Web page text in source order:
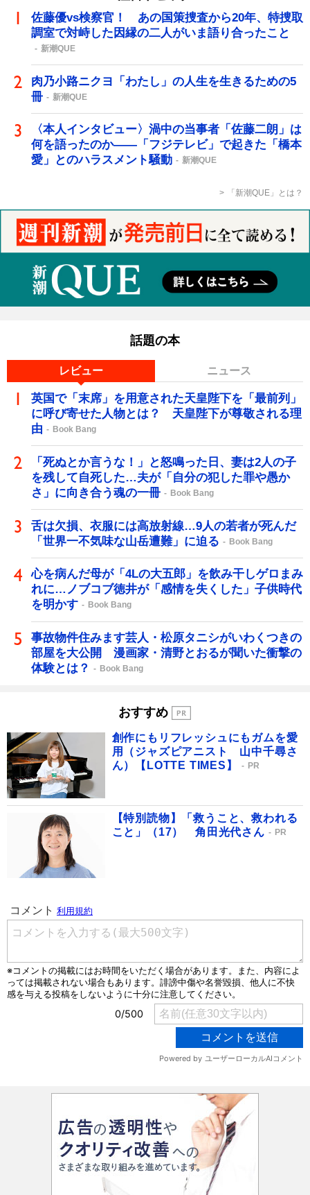
佐藤優vs検察官！ あの国策捜査から20年、特捜取
調室で対峙した因縁の二人がいま語り合ったこと
新潮QUE
肉乃小路ニクヨ「わたし」の人生を生きるための5
冊
新潮QUE
〈本人インタビュー〉渦中の当事者「佐藤二朗」は
何を語ったのか――「フジテレビ」で起きた「橋本
愛」とのハラスメント騒動
新潮QUE
「新潮QUE」とは？
話題の本
レビュー ニュース
英国で「末席」を用意された天皇陛下を「最前列」
に呼び寄せた人物とは？ 天皇陛下が尊敬される理
由
Book Bang
「死ぬとか言うな！」と怒鳴った日、妻は2人の子
を残して自死した…夫が「自分の犯した罪や愚か
さ」に向き合う魂の一冊
Book Bang
舌は欠損、衣服には高放射線…9人の若者が死んだ
「世界一不気味な山岳遭難」に迫る
Book Bang
心を病んだ母が「4Lの大五郎」を飲み干しゲロまみ
れに…ノブコブ徳井が「感情を失くした」子供時代
を明かす
Book Bang
事故物件住みます芸人・松原タニシがいわくつきの
部屋を大公開 漫画家・清野とおるが聞いた衝撃の
体験とは？
Book Bang
おすすめ
創作にもリフレッシュにもガムを愛
用（ジャズピアニスト 山中千尋さ
ん）【LOTTE TIMES】
PR
【特別読物】「救うこと、救われる
こと」（17） 角田光代さん
PR